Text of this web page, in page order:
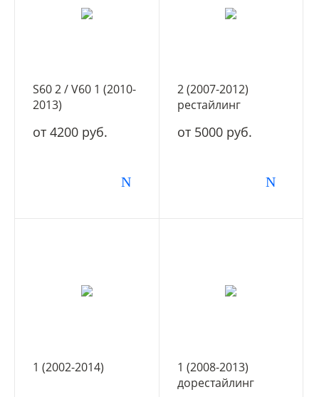
S60 2 / V60 1 (2010-
2013)
от 4200 руб.
2 (2007-2012)
рестайлинг
от 5000 руб.
1 (2002-2014)
1 (2008-2013)
дорестайлинг